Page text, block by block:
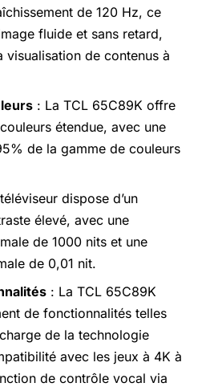
de 120 Hz, ce
fluide et sans retard,
visualisation de contenus à
: La TCL 65C89K offre
étendue, avec une
de la gamme de couleurs
dispose d’un
élevé, avec une
de 1000 nits et une
de 0,01 nit.
: La TCL 65C89K
de fonctionnalités telles
de la technologie
avec les jeux à 4K à
de contrôle vocal via